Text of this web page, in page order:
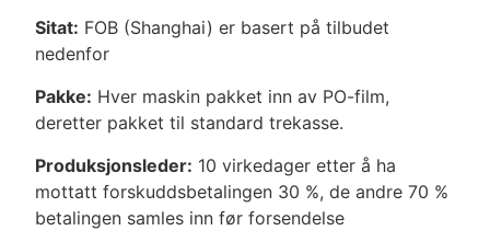
Sitat: FOB (Shanghai) er basert på tilbudet
nedenfor
Pakke: Hver maskin pakket inn av PO-film,
deretter pakket til standard trekasse.
Produksjonsleder: 10 virkedager etter å ha
mottatt forskuddsbetalingen 30 %, de andre 70 %
betalingen samles inn før forsendelse